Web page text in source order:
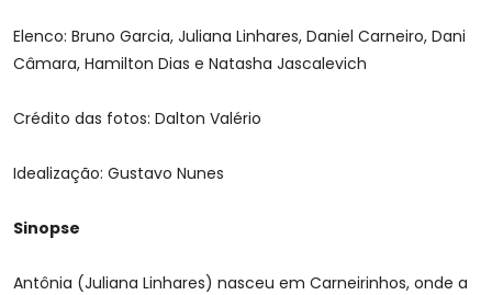
Elenco: Bruno Garcia, Juliana Linhares, Daniel Carneiro, Dani
Câmara, Hamilton Dias e Natasha Jascalevich
Crédito das fotos: Dalton Valério
Idealização: Gustavo Nunes
Sinopse
Antônia (Juliana Linhares) nasceu em Carneirinhos, onde a